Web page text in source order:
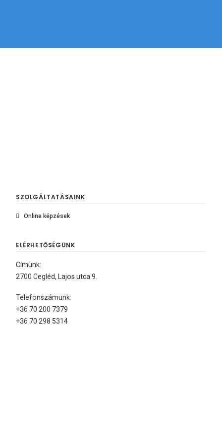
SZOLGÁLTATÁSAINK
Online képzések
ELÉRHETŐSÉGÜNK
Címünk:
2700 Cegléd, Lajos utca 9.
Telefonszámunk:
+36 70 200 7379
+36 70 298 5314